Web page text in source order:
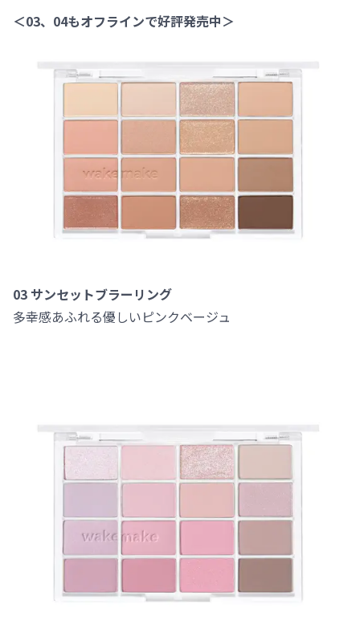
＜03、04もオフラインで好評発売中＞
03 サンセットブラーリング
多幸感あふれる優しいピンクベージュ